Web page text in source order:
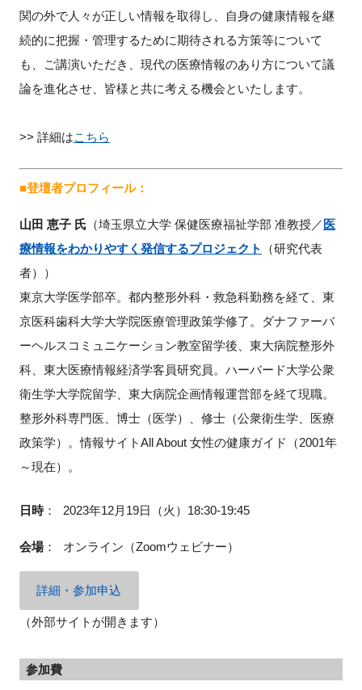
イベントお知らせメール登録
関の外で人々が正しい情報を取得し、自身の健康情報を継
続的に把握・管理するために期待される方策等について
も、ご講演いただき、現代の医療情報のあり方について議
論を進化させ、皆様と共に考える機会といたします。
>> 詳細はこちら
■登壇者プロフィール：
山田 恵子 氏（埼玉県立大学 保健医療福祉学部 准教授／ 医
療情報をわかりやすく発信するプロジェクト
（研究代表
者））
東京大学医学部卒。都内整形外科・救急科勤務を経て、東
京医科歯科大学大学院医療管理政策学修了。ダナファーバ
ーヘルスコミュニケーション教室留学後、東大病院整形外
科、東大医療情報経済学客員研究員。ハーバード大学公衆
衛生学大学院留学、東大病院企画情報運営部を経て現職。
整形外科専門医、博士（医学）、修士（公衆衛生学、医療
政策学）。情報サイトAll About 女性の健康ガイド（2001年
～現在）。
日時： 2023年12月19日（火）18:30-19:45
会場： オンライン（Zoomウェビナー）
詳細・参加申込
（外部サイトが開きます）
参加費